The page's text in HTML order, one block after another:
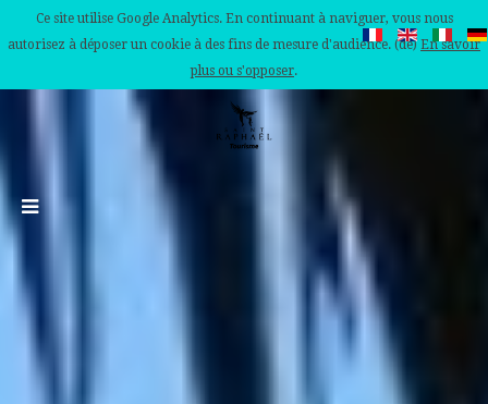
Ce site utilise Google Analytics. En continuant à naviguer, vous nous
autorisez à déposer un cookie à des fins de mesure d'audience. (de) En savoir
plus ou s'opposer.